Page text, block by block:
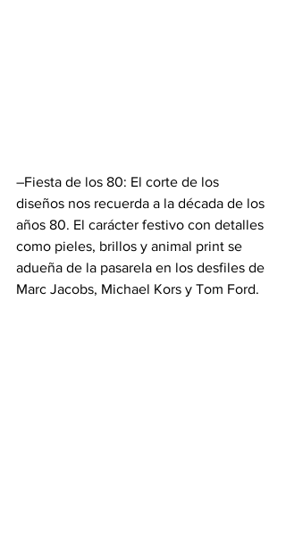
–Fiesta de los 80: El corte de los
diseños nos recuerda a la década de los
años 80. El carácter festivo con detalles
como pieles, brillos y animal print se
adueña de la pasarela en los desfiles de
Marc Jacobs, Michael Kors y Tom Ford.